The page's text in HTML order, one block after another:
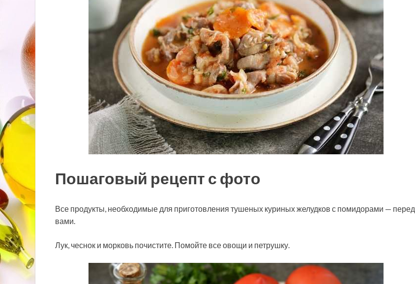
Пошаговый рецепт с фото
Все продукты, необходимые для приготовления тушеных куриных желудков с помидорами — перед
вами.
Лук, чеснок и морковь почистите. Помойте все овощи и петрушку.